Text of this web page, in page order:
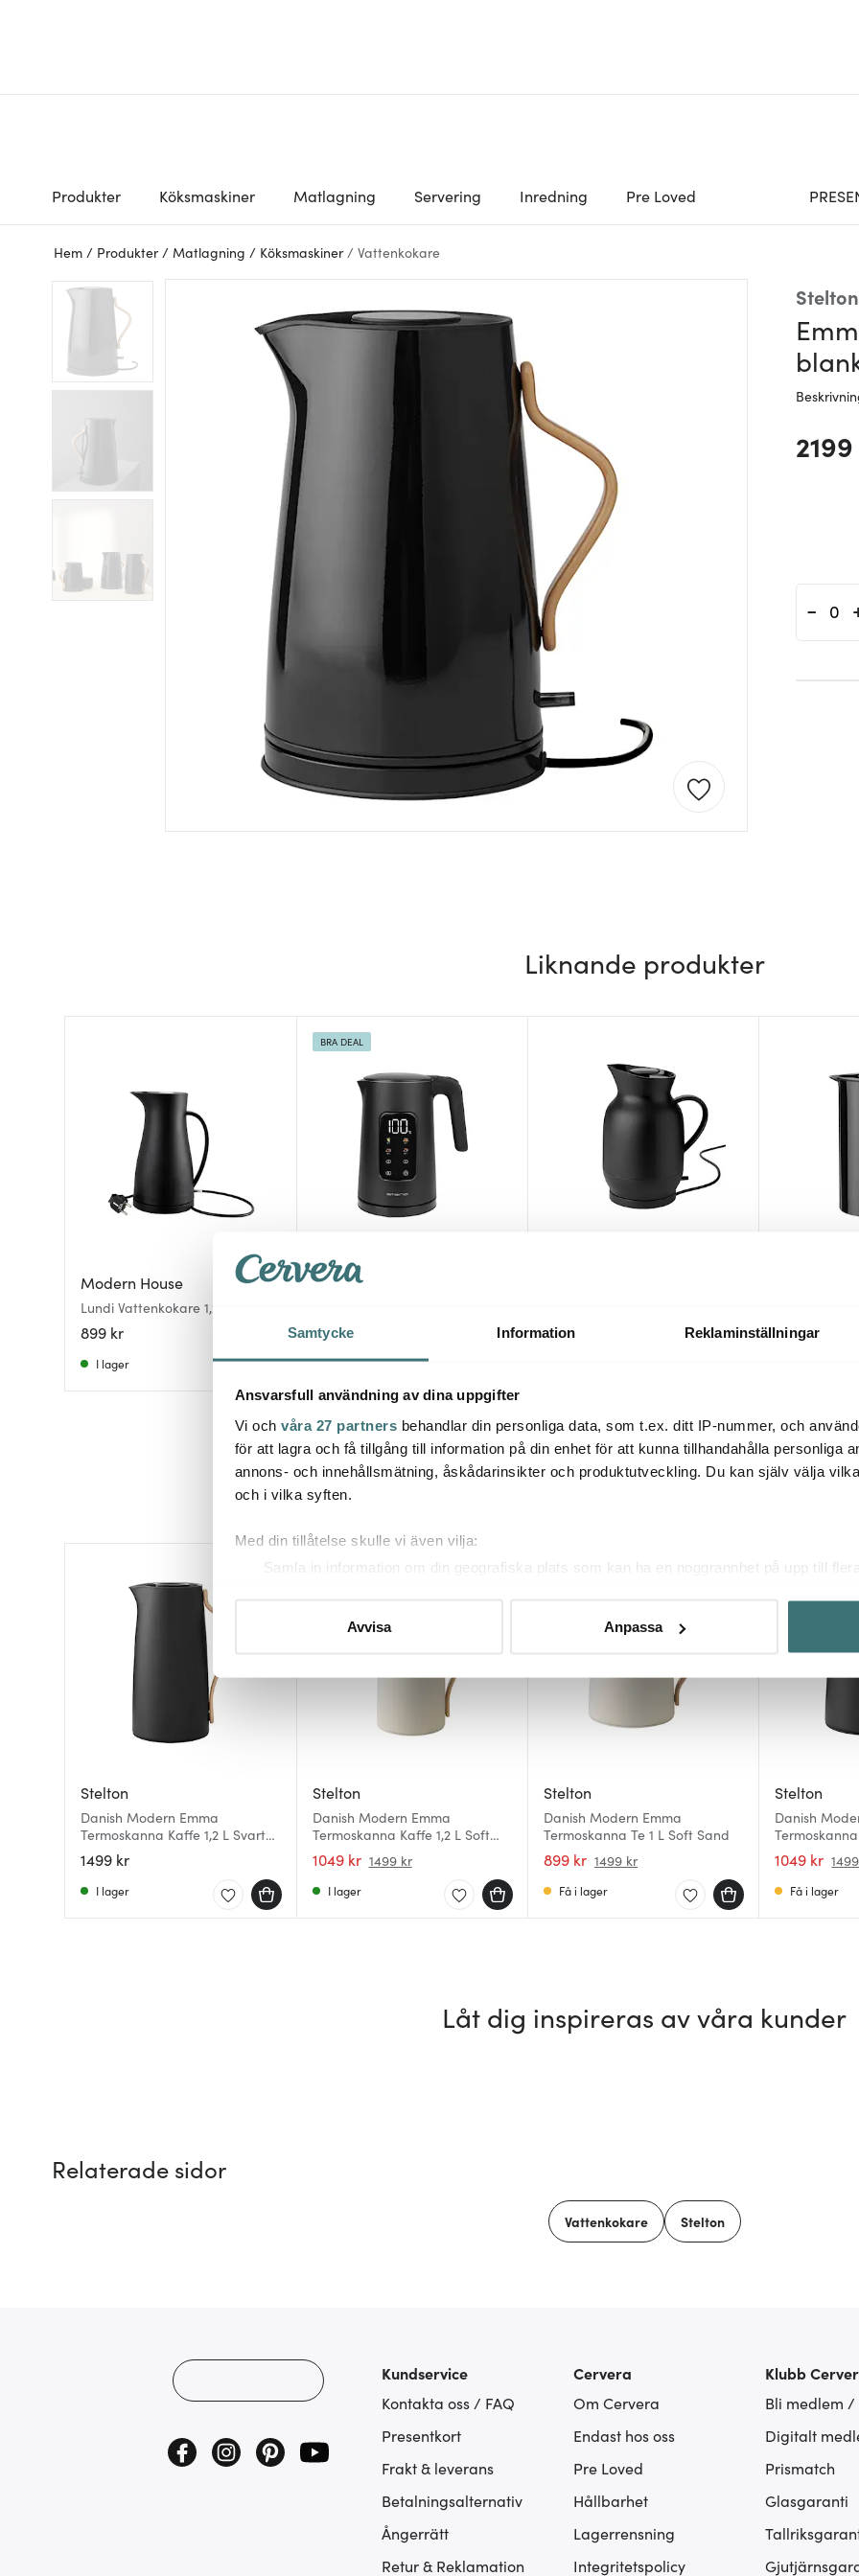
Samtycke Information Reklaminställningar
Ansvarsfull användning av dina uppgifter
Vi och våra 27 partners behandlar din personliga data, som t.ex. ditt IP-nummer, och
för att lagra och få tillgång till information på din enhet för att kunna tillhandahålla personliga
annons- och innehållsmätning, åskådarinsikter och produktutveckling. Du kan själv välja
och i vilka syften.
Med din tillåtelse skulle vi även vilja:
Samla in information om din geografiska plats som kan ha en noggrannhet på upp till
eller dra tillbaka ditt samtycke när som helst från cookie-förklaringen.
Vi använder cookies för att innehållet och annonserna ska anpassas efter det som vi tror att
att vi kan analysera vår trafik och göra hemsidan ännu bättre. Du bestämmer själv vilka
Avvisa Anpassa
Produkter Köksmaskiner Matlagning Servering Inredning Pre Loved
Hem / Produkter / Matlagning / Köksmaskiner / Vattenkokare
Stelton
-
Liknande produkter
Modern House
Lundi Vattenkokare 1,2 L Svart
899 kr
I lager
Emerio
424 kr
BRA DEAL
I lager
1549 kr 949 kr
Du kanske också gillar
Stelton
Danish Modern Emma
Termoskanna Kaffe 1,2 L Svart
matt
1499 kr
I lager
Stelton
Danish Modern Emma
Termoskanna Kaffe 1,2 L Soft
Sand
1049 kr 1499 kr
I lager
Stelton
Danish Modern Emma
Termoskanna Te 1 L Soft Sand
899 kr 1499 kr
Få i lager
Stelton
Danish
1049 kr
Få i lager
Låt dig inspireras av våra kunder
Relaterade sidor
Vattenkokare Stelton
Kundservice
Kontakta oss / FAQ
Presentkort
Frakt & leverans
Betalningsalternativ
Ångerrätt
Retur & Reklamation
Cervera
Om Cervera
Endast hos oss
Pre Loved
Hållbarhet
Lagerrensning
Integritetspolicy
Klubb
Bli medlem /
Digitalt
Prismatch
Glasgaranti